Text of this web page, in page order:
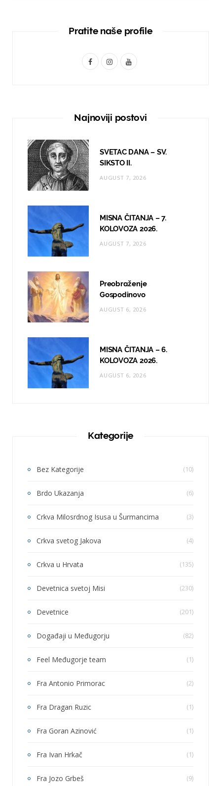
Pratite naše profile
F
I
t
r
a
Y
T
e
Najnoviji postovi
SVETAC DANA – SV.
SIKSTO II.
AUGUST 7, 2026
MISNA ČITANJA – 7.
KOLOVOZA 2026.
AUGUST 7, 2026
Preobraženje
Gospodinovo
AUGUST 6, 2026
MISNA ČITANJA – 6.
KOLOVOZA 2026.
AUGUST 6, 2026
Kategorije
Bez Kategorije (10)
Brdo Ukazanja (6)
Crkva Milosrdnog Isusa u Šurmancima (3)
Crkva svetog Jakova (4)
Crkva u Hrvata (135)
Devetnica svetoj Misi (230)
Devetnice (201)
Događaji u Međugorju (82)
Feel Međugorje team (1)
Fra Antonio Primorac (2)
Fra Dragan Ruzic (1)
Fra Goran Azinović (1)
Fra Ivan Hrkač (1)
Fra Jozo Grbeš (9)